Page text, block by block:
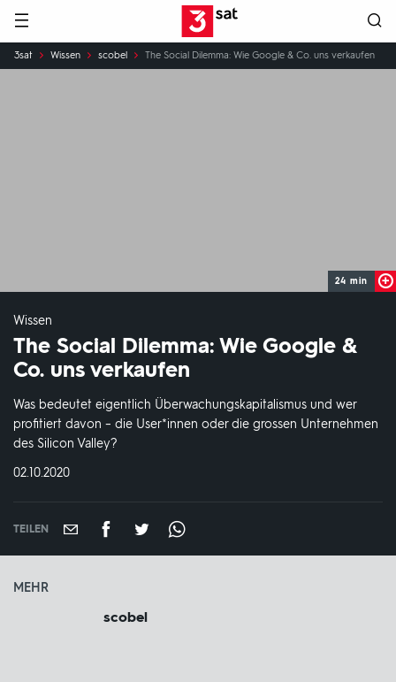
Hauptnavigation 3SAT
Sie
sind
3sat Wissen scobel The Social Dilemma: Wie Google & Co. uns verkaufen
24 min
Wissen
The Social Dilemma: Wie Google &
Co. uns verkaufen
Was bedeutet eigentlich Überwachungskapitalismus und wer
profitiert davon – die User*innen oder die grossen Unternehmen
des Silicon Valley?
DATUM:
02.10.2020
TEILEN
MEHR
scobel